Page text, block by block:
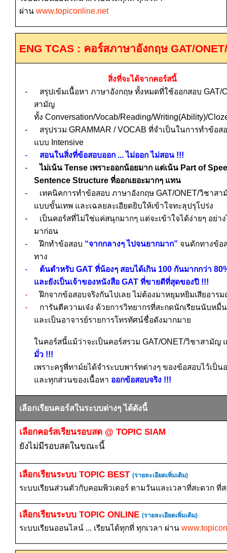
ผ่านwww.topiconline.net
ENG TCAS : คอร์สภาษาอังกฤษGAT/
สิ่งที่จะได้จากคอร์สนี้
-
สรุปเข้มเนื้อหา ภาษาอังกฤษ ทั้งหมดที่ใช้ออกสอบ GAT/
สามัญ
ทั้ง Conversation/Vocab/Reading/Writing(Ability)/
-
สรุปรวม GRAMMAR /VOCAB ที่จำเป็นในการทำข้อส
แบบ Intensive
-
สอนในสิ่งที่ข้อสอบออก ... ไม่ออก ไม่สอน !!!
-
ไม่เน้น Tense เพราะออกน้อยมาก แต่เน้น Part of
Sentence Structure ที่ออกเยอะมากๆ แทน
-
เทคนิคการทำข้อสอบ ภาษาอังกฤษ GAT/ONET/วิชาสา
แบบขั้นเทพ และเฉลยละเอียดยิบให้เข้าใจทะลุปรุโปร่ง
-
เป็นคอร์สที่ไม่ใช่แค่สนุกมากๆ แต่จะเข้าใจได้ง่ายๆ อย่า
มาก่อน
-
ฝึกทำข้อสอบ “จากกลางๆ ไปจนยากมาก” จนดักทางข้อ
ทาง
-
ต้นตำหรับ GAT ที่น้องๆ สอบได้เกิน100กันมากกว่า
และยังเป็นเจ้าของหนังสือ GAT ที่ขายดีที่สุดของปี !!!
-
ฝึกจากข้อสอบจริงกันไปเลย ไม่ต้องมาหยุมหยิมเสียอาร
-
การันตีความเจ๋ง ด้วยการวิทยากรที่สะกดนักเรียนนับหมื่
และเป็นอาจารย์รายการโทรทัศน์ชื่อดังมากมาย
ในคอร์สนี้แม้ว่าจะเป็นคอร์สรวม GAT/ONET/วิชาสามัญ
มั่ว !!!
เพราะครูพี่ทาม์ยได้จำระบบพาร์ทต่างๆ ของข้อสอบไว้เป็น
และทุกส่วนของเนื้อหา ออกข้อสอบจริง !!!
เลือกเรียนคอร์สในระบบต่างๆ ได้ดังนี้
เลือกคอร์สเรียนรอบสด @ TOPIC SIAM
ยังไม่มีรอบสดในขณะนี้
เลือกเรียนระบบTOPIC BEST (รายละเอียดเพิ่มเติม)
ระบบเรียนส่วนตัวกับคอมพิวเตอร์ ตามวันและเวลาที่สะดวก ที่
เลือกเรียนระบบTOPIC ONLINE (รายละเอียดเพิ่มเติม)
ระบบเรียนออนไลน์ ... เรียนได้ทุกที่ ทุกเวลา ผ่าน